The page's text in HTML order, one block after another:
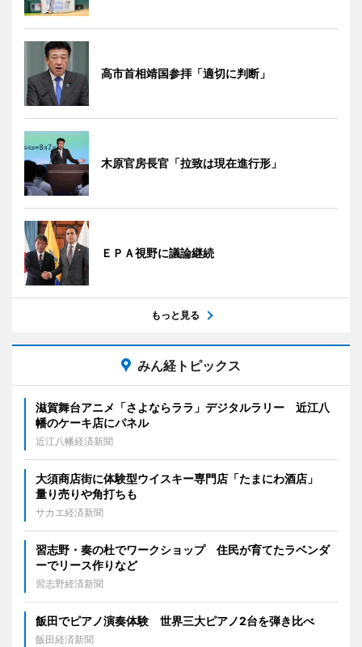
高市首相靖国参拝「適切に判断」
木原官房長官「拉致は現在進行形」
ＥＰＡ視野に議論継続
もっと見る
みん経トピックス
滋賀舞台アニメ「さよならララ」デジタルラリー 近江八
幡のケーキ店にパネル
近江八幡経済新聞
大須商店街に体験型ウイスキー専門店「たまにわ酒店」
量り売りや角打ちも
サカエ経済新聞
習志野・奏の杜でワークショップ 住民が育てたラベンダ
ーでリース作りなど
習志野経済新聞
飯田でピアノ演奏体験 世界三大ピアノ2台を弾き比べ
飯田経済新聞